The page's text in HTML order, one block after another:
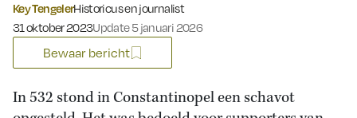
Key TengelerHistoricus en journalist
Gepubliceerd op:
31 oktober 2023Update 5 januari 2026
Bewaar bericht
In 532 stond in Constantinopel een schavot